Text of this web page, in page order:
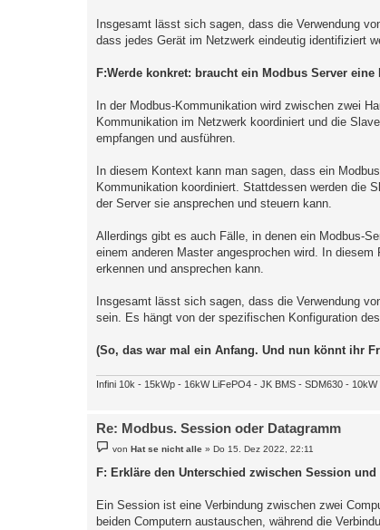
Insgesamt lässt sich sagen, dass die Verwendung
dass jedes Gerät im Netzwerk eindeutig identifiziert
F:Werde konkret: braucht ein Modbus Server eine
In der Modbus-Kommunikation wird zwischen zwei
Kommunikation im Netzwerk koordiniert und die
empfangen und ausführen.
In diesem Kontext kann man sagen, dass ein
Kommunikation koordiniert. Stattdessen werden die
der Server sie ansprechen und steuern kann.
Allerdings gibt es auch Fälle, in denen ein Modbus-
einem anderen Master angesprochen wird. In
erkennen und ansprechen kann.
Insgesamt lässt sich sagen, dass die Verwendung
sein. Es hängt von der spezifischen Konfiguration
(So, das war mal ein Anfang. Und nun könnt ihr
Infini 10k - 15kWp - 16kW LiFePO4 - JK BMS - SDM630 - 10kW
Re: Modbus. Session oder Datagramm
e
i
t
g
vonHat se nicht alle »Do 15. Dez 2022, 22:11
F: Erkläre den Unterschied zwischen Session und
Ein Session ist eine Verbindung zwischen zwei
beiden Computern austauschen, während die